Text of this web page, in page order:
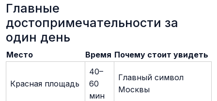
Главные
достопримечательности за
один день
Место Время Почему стоит увидеть
Красная площадь
40–
60
мин
Главный символ
Москвы